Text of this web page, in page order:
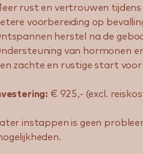
rust en vertrouwen
voorbereiding op
herstel na de
van hormonen
zachte en rustige start voor
€ 925,- (excl.
instappen is geen